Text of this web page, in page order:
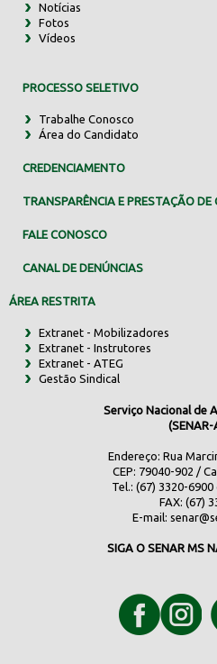
Notícias
Fotos
Vídeos
PROCESSO SELETIVO
Trabalhe Conosco
Área do Candidato
CREDENCIAMENTO
TRANSPARÊNCIA E PRESTAÇÃO DE
FALE CONOSCO
CANAL DE DENÚNCIAS
ÁREA RESTRITA
Extranet - Mobilizadores
Extranet - Instrutores
Extranet - ATEG
Gestão Sindical
Serviço Nacional de
(SENAR-
Endereço: Rua
CEP: 79040-902 /
Tel.: (67) 3320-
FAX: (67)
E-mail:
SIGA O SENAR MS